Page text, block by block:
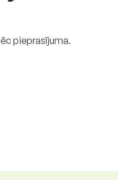
pieprasījuma.